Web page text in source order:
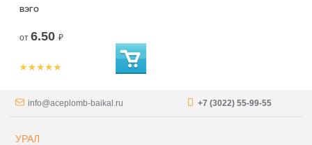
ВЭГО
от 6.50 ₽
info@aceplomb-baikal.ru +7 (3022) 55-99-55
УРАЛ